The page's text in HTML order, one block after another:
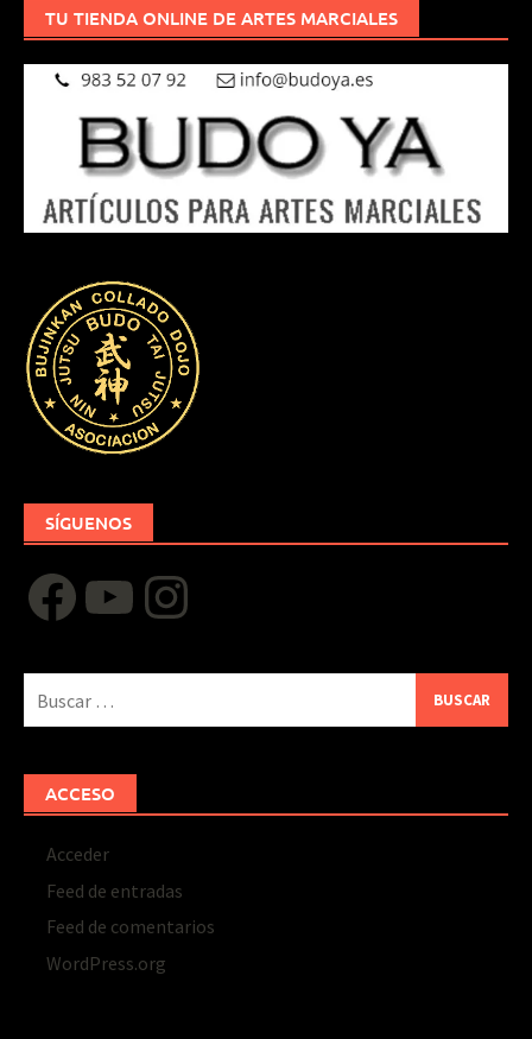
TU TIENDA ONLINE DE ARTES MARCIALES
SÍGUENOS
FacebookYouTubeInstagram
ACCESO
Acceder
Feed de entradas
Feed de comentarios
WordPress.org